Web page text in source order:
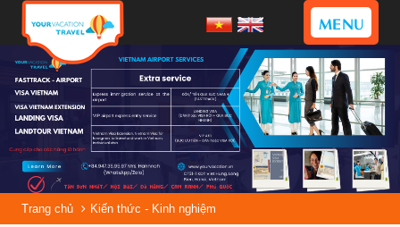
MENU
Trang chủ Kiến thức - Kinh nghiệm